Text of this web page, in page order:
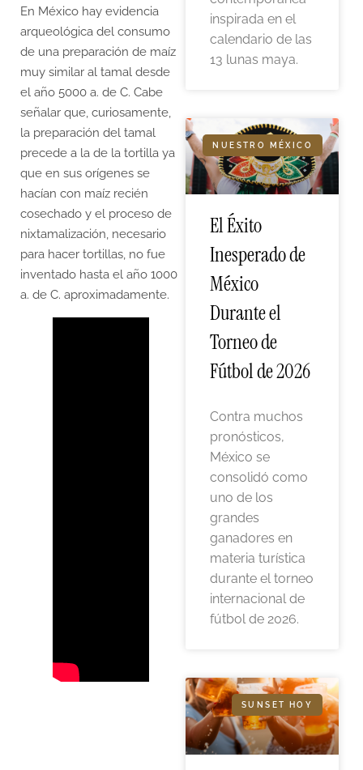
En México hay evidencia
arqueológica del consumo
de una preparación de maíz
muy similar al tamal desde
el año 5000 a. de C. Cabe
señalar que, curiosamente,
la preparación del tamal
precede a la de la tortilla ya
que en sus orígenes se
hacían con maíz recién
cosechado y el proceso de
nixtamalización, necesario
para hacer tortillas, no fue
inventado hasta el año 1000
a. de C. aproximadamente.
inspirada en el
calendario de las
13 lunas maya.
NUESTRO MÉXICO
El Éxito
Inesperado de
México
Durante el
Torneo de
Fútbol de 2026
Contra muchos
pronósticos,
México se
consolidó como
uno de los
grandes
ganadores en
materia turística
durante el torneo
internacional de
fútbol de 2026.
SUNSET HOY